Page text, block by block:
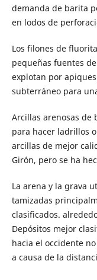
demanda de barita
en lodos de
Los filones de
pequeñas fuentes
explotan por
subterráneo para
Arcillas arenosas de
para hacer ladrillos
arcillas de mejor
Girón, pero se ha
La arena y la grava
tamizadas
clasificados.
Depósitos mejor
hacia el occidente
a causa de la